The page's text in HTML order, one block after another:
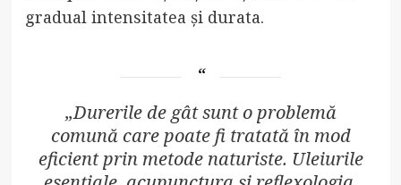
gradual intensitatea și durata.
„Durerile de gât sunt o problemă
comună care poate fi tratată în mod
eficient prin metode naturiste. Uleiurile